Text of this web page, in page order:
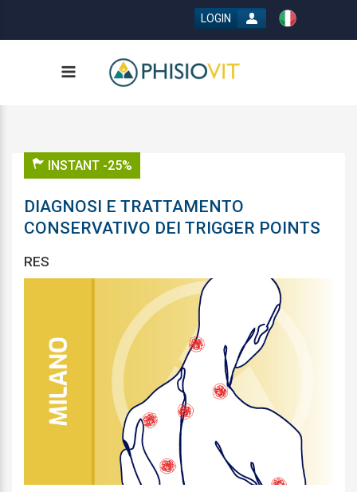
LOGIN
INSTANT -25%
DIAGNOSI E TRATTAMENTO
CONSERVATIVO DEI TRIGGER POINTS
RES